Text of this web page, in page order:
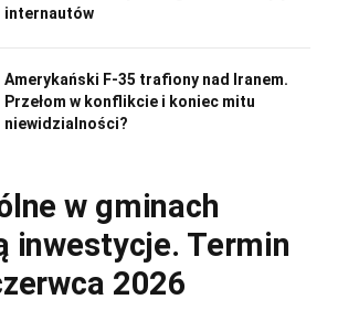
internautów
Amerykański F-35 trafiony nad Iranem.
Przełom w konflikcie i koniec mitu
niewidzialności?
w gminach
inwestycje. Termin
2026